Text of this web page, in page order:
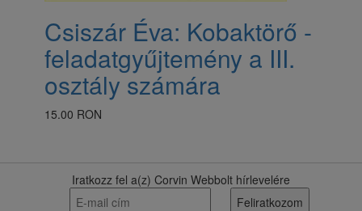
​Csiszár Éva: Kobaktörő -
feladatgyűjtemény a III.
osztály számára
15.00 RON
Iratkozz fel a(z) Corvin Webbolt hírlevelére